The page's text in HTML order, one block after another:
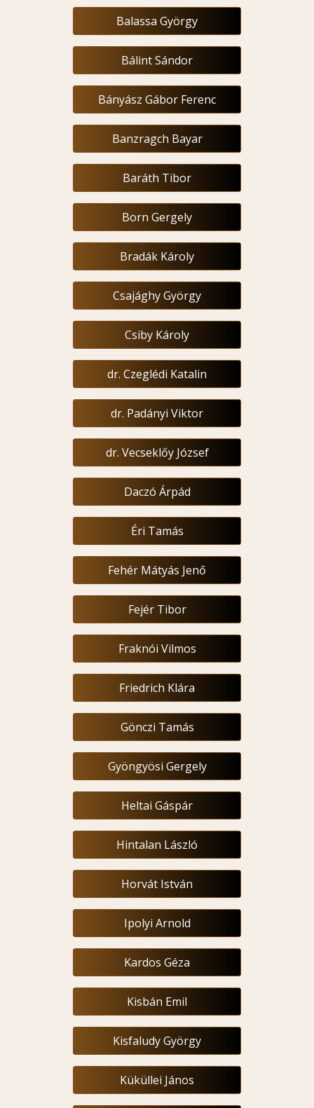
Balassa György
Bálint Sándor
Bányász Gábor Ferenc
Banzragch Bayar
Baráth Tibor
Born Gergely
Bradák Károly
Csajághy György
Csiby Károly
dr. Czeglédi Katalin
dr. Padányi Viktor
dr. Vecseklőy József
Daczó Árpád
Éri Tamás
Fehér Mátyás Jenő
Fejér Tibor
Fraknói Vilmos
Friedrich Klára
Gönczi Tamás
Gyöngyösi Gergely
Heltai Gáspár
Hintalan László
Horvát István
Ipolyi Arnold
Kardos Géza
Kisbán Emil
Kisfaludy György
Küküllei János